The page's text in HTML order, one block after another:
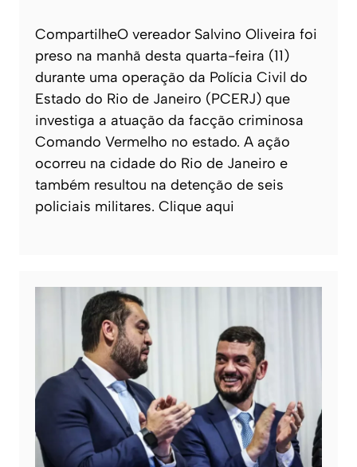
CompartilheO vereador Salvino Oliveira foi
preso na manhã desta quarta-feira (11)
durante uma operação da Polícia Civil do
Estado do Rio de Janeiro (PCERJ) que
investiga a atuação da facção criminosa
Comando Vermelho no estado. A ação
ocorreu na cidade do Rio de Janeiro e
também resultou na detenção de seis
policiais militares. Clique aqui